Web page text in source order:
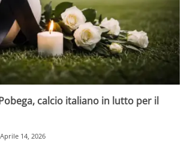
calcio italiano in lutto per il
Aprile 14, 2026